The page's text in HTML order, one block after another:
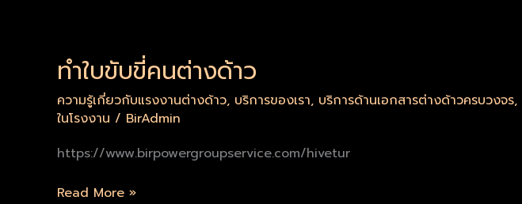
และ
ทะเบียน
ใหม่
2567
ทำใบขับขี่คนต่างด้าว
ความรู้เกี่ยวกับแรงงานต่างด้าว, บริการของเรา, บริการด้านเอกสารต่างด้าวครบวงจร,
ในโรงงาน / BirAdmin
https://www.birpowergroupservice.com/hivetur
ขับขี่
ต่างด้าว
Read More »